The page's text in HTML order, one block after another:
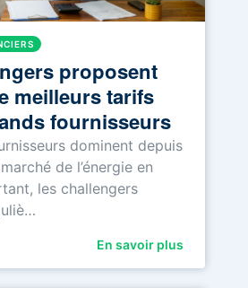
proposent
meilleurs tarifs
fournisseurs
dominent depuis
de l’énergie en
les challengers
En savoir plus